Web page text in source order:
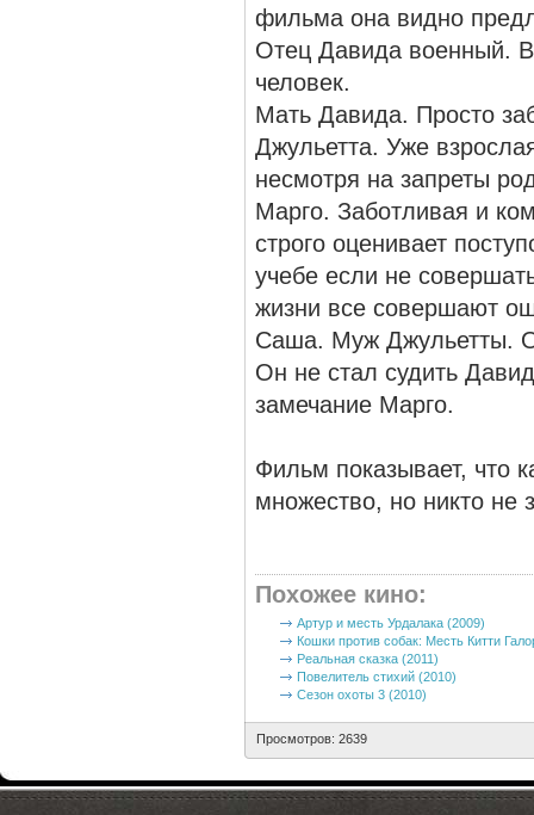
фильма она видно
Отец Давида военный.
человек.
Мать Давида. Просто
Джульетта. Уже
несмотря на запреты
Марго. Заботливая и
строго оценивает
учебе если не
жизни все совершают
Саша. Муж Джульетты.
Он не стал судить
замечание Марго.
Фильм показывает, что
множество, но никто не
Похожее кино:
Артур и месть Урдалака (2009)
Кошки против собак: Месть Китти
Реальная сказка (2011)
Повелитель стихий (2010)
Сезон охоты 3 (2010)
Просмотров: 2639